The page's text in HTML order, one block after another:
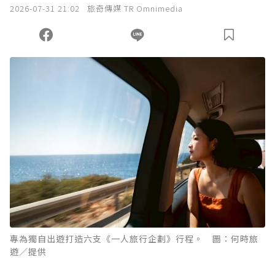
2026-07-31 21:02 旅奇傳媒 TR Omnimedia
專為獨自出遊打造六支《一人旅行企劃》行程。 圖：何時旅
遊／提供